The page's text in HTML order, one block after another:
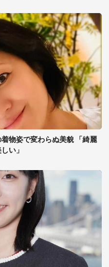
物姿で変わらぬ美貌 「綺麗
い」